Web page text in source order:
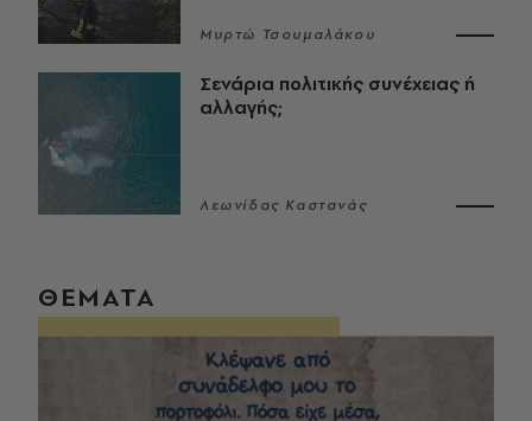
Μυρτώ Τσουμαλάκου
Σενάρια πολιτικής συνέχειας ή
αλλαγής;
Λεωνίδας Καστανάς
ΘΕΜΑΤΑ